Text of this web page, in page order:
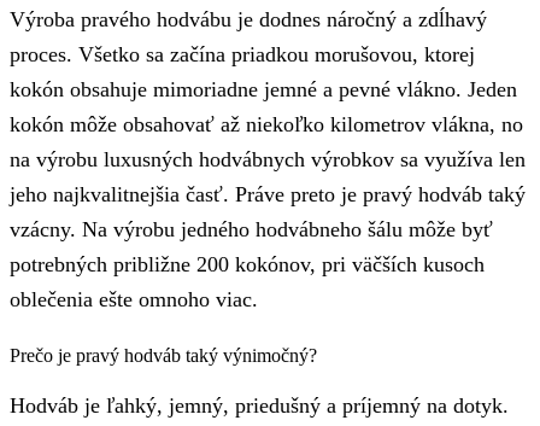
Výroba pravého hodvábu je dodnes náročný a zdĺhavý
proces. Všetko sa začína priadkou morušovou, ktorej
kokón obsahuje mimoriadne jemné a pevné vlákno. Jeden
kokón môže obsahovať až niekoľko kilometrov vlákna, no
na výrobu luxusných hodvábnych výrobkov sa využíva len
jeho najkvalitnejšia časť. Práve preto je pravý hodváb taký
vzácny. Na výrobu jedného hodvábneho šálu môže byť
potrebných približne 200 kokónov, pri väčších kusoch
oblečenia ešte omnoho viac.
Prečo je pravý hodváb taký výnimočný?
Hodváb je ľahký, jemný, priedušný a príjemný na dotyk.